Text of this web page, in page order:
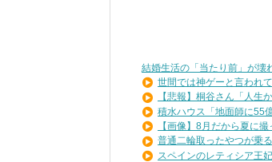
結婚生活の「当たり前」が壊
世間では神ゲーと言われ
【悲報】桐谷さん「人生
積水ハウス「地面師に55
【画像】8月だから夏に
普通二輪取ったやつが乗
スペインのレティシア王